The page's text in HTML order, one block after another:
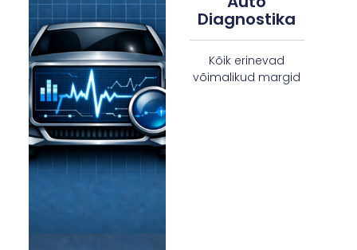
Diagnostika
Kõik erinevad
võimalikud margid